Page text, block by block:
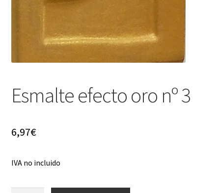
hijo
Esmalte efecto oro nº 3
6,97€
IVA no incluido